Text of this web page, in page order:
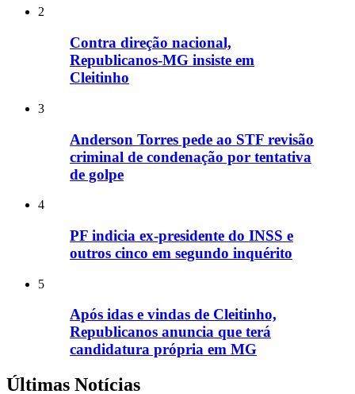
2
Contra direção nacional,
Republicanos-MG insiste em
Cleitinho
3
Anderson Torres pede ao STF revisão
criminal de condenação por tentativa
de golpe
4
PF indicia ex-presidente do INSS e
outros cinco em segundo inquérito
5
Após idas e vindas de Cleitinho,
Republicanos anuncia que terá
candidatura própria em MG
Últimas Notícias